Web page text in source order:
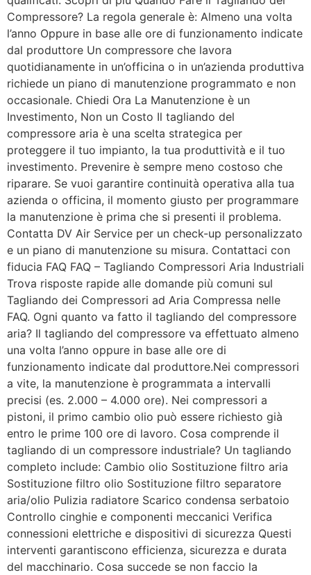
Compressore? La regola generale è: Almeno una volta
l’anno Oppure in base alle ore di funzionamento indicate
dal produttore Un compressore che lavora
quotidianamente in un’officina o in un’azienda produttiva
richiede un piano di manutenzione programmato e non
occasionale. Chiedi Ora La Manutenzione è un
Investimento, Non un Costo Il tagliando del
compressore aria è una scelta strategica per
proteggere il tuo impianto, la tua produttività e il tuo
investimento. Prevenire è sempre meno costoso che
riparare. Se vuoi garantire continuità operativa alla tua
azienda o officina, il momento giusto per programmare
la manutenzione è prima che si presenti il problema.
Contatta DV Air Service per un check-up personalizzato
e un piano di manutenzione su misura. Contattaci con
fiducia FAQ FAQ – Tagliando Compressori Aria Industriali
Trova risposte rapide alle domande più comuni sul
Tagliando dei Compressori ad Aria Compressa nelle
FAQ. Ogni quanto va fatto il tagliando del compressore
aria? Il tagliando del compressore va effettuato almeno
una volta l’anno oppure in base alle ore di
funzionamento indicate dal produttore.Nei compressori
a vite, la manutenzione è programmata a intervalli
precisi (es. 2.000 – 4.000 ore). Nei compressori a
pistoni, il primo cambio olio può essere richiesto già
entro le prime 100 ore di lavoro. Cosa comprende il
tagliando di un compressore industriale? Un tagliando
completo include: Cambio olio Sostituzione filtro aria
Sostituzione filtro olio Sostituzione filtro separatore
aria/olio Pulizia radiatore Scarico condensa serbatoio
Controllo cinghie e componenti meccanici Verifica
connessioni elettriche e dispositivi di sicurezza Questi
interventi garantiscono efficienza, sicurezza e durata
del macchinario. Cosa succede se non faccio la